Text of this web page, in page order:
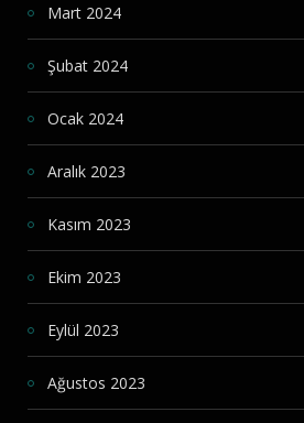
Mart 2024
Şubat 2024
Ocak 2024
Aralık 2023
Kasım 2023
Ekim 2023
Eylül 2023
Ağustos 2023